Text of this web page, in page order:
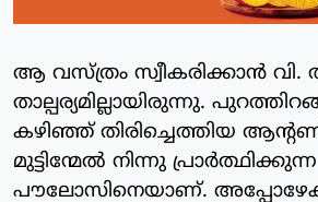
ആ വസ്ത്രം സ്വീകരിക്കാന്‍
താല്പര്യമില്ലായിരുന്നു.
കഴിഞ്ഞ് തിരിച്ചെത്തിയ
മുട്ടിന്മേല്‍ നിന്നു പ്രാര്‍ത്ഥിക്കുന്ന
പൗലോസിനെയാണ്.